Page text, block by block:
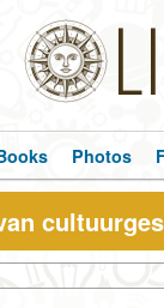
Photos